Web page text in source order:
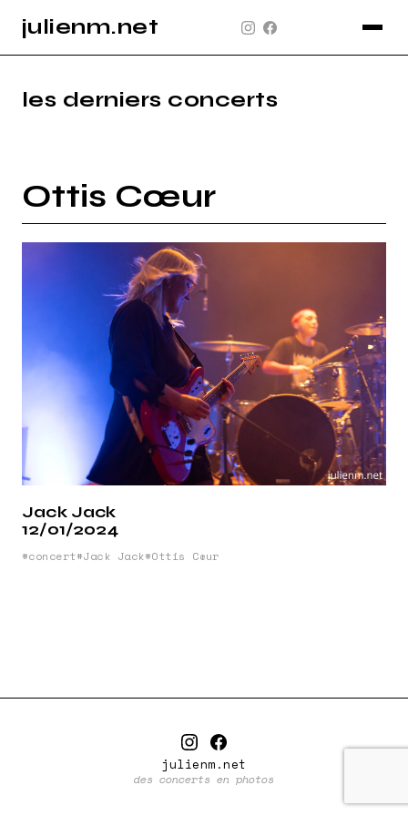
julienm.net
CONCERT
GLASTONBURY
INFO
PLAN DU SITE
les derniers concerts
Ottis Cœur
Jack Jack
12/01/2024
concert Jack Jack Ottis Cœur
julienm.net
des concerts en photos